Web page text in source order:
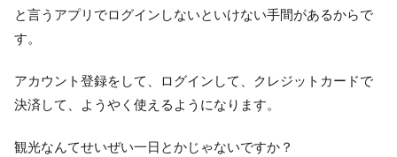
と言うアプリでログインしないといけない手間があるからで
す。
アカウント登録をして、ログインして、クレジットカードで
決済して、ようやく使えるようになります。
観光なんてせいぜい一日とかじゃないですか？